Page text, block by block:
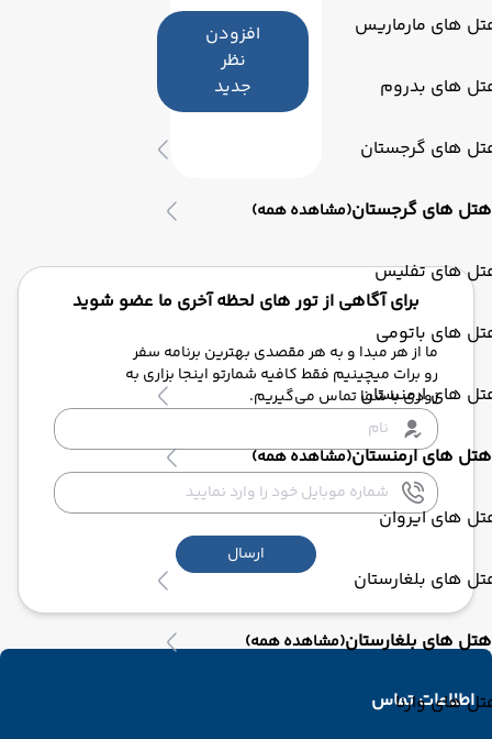
های مارماریس
های بدروم
های گرجستان
هتل های گرجستان(مشاهده همه)
های تفلیس
های باتومی
های ارمنستان
هتل های ارمنستان(مشاهده همه)
های ایروان
های بلغارستان
هتل های بلغارستان(مشاهده همه)
های وارنا
افزودن
نظر
جدید
برای آگاهی از تور های لحظه آخری ما عضو شوید
ما از هر مبدا و به هر مقصدی بهترین برنامه سفر
رو برات میچینیم فقط کافیه شمارتو اینجا بزاری به
زودی با شما تماس می‌گیریم.
ارسال
اطلاعات تماس